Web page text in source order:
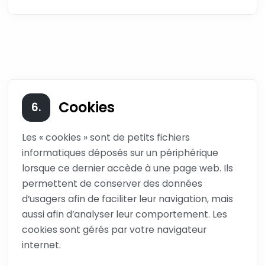
6. Cookies
Les « cookies » sont de petits fichiers
informatiques déposés sur un périphérique
lorsque ce dernier accède à une page web. Ils
permettent de conserver des données
d’usagers afin de faciliter leur navigation, mais
aussi afin d’analyser leur comportement. Les
cookies sont gérés par votre navigateur
internet.